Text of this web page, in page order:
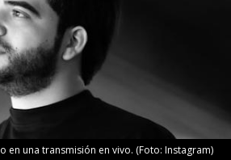
en una transmisión en vivo. (Foto: Instagram)